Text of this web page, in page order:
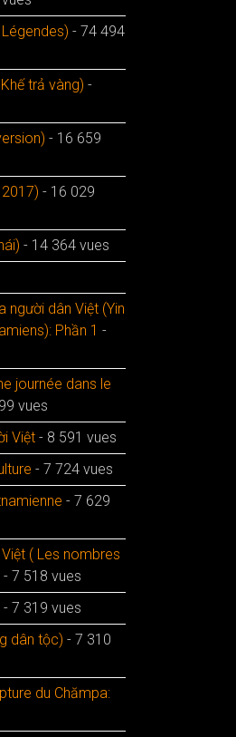
- 74 494
trả vàng) -
- 16 659
- 16 029
- 14 364 vues
người dân Việt (Yin
Phần 1 -
journée dans le
vues
Việt - 8 591 vues
- 7 724 vues
- 7 629
( Les nombres
- 7 518 vues
- 7 319 vues
dân tộc) - 7 310
du Chămpa: